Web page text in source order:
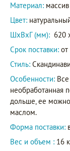
Материал:
Цвет:
ШxВxГ (мм): 620
Срок поставки:
Стиль:
Особенности:
необработанная
дольше, ее
маслом.
Форма поставки:
Вес и объем : 16